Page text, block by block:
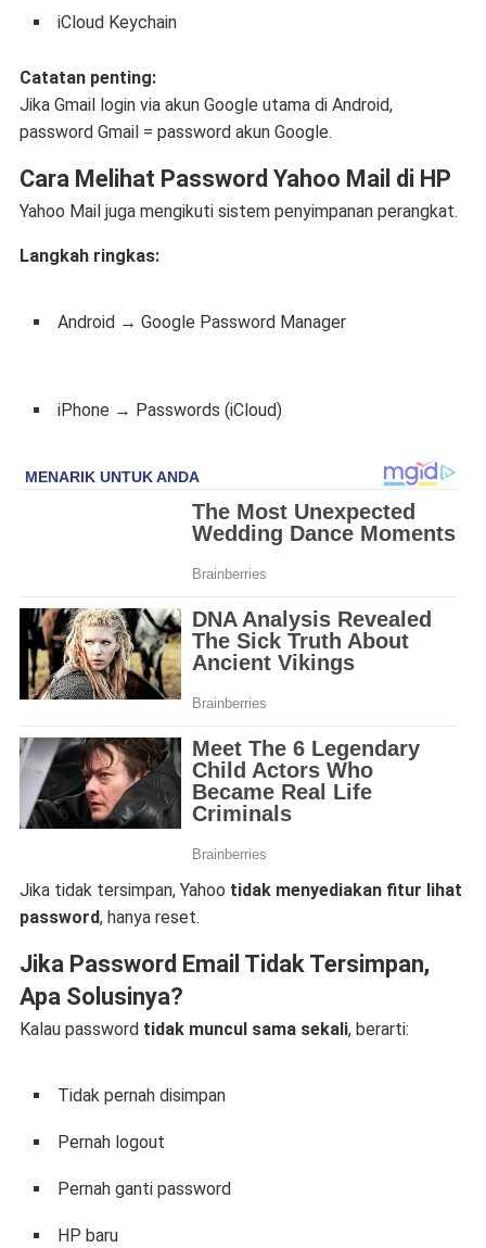
iCloud Keychain
Catatan penting:
Jika Gmail login via akun Google utama di Android,
password Gmail = password akun Google.
Cara Melihat Password Yahoo Mail di HP
Yahoo Mail juga mengikuti sistem penyimpanan perangkat.
Langkah ringkas:
Android → Google Password Manager
iPhone → Passwords (iCloud)
Jika tidak tersimpan, Yahoo tidak menyediakan fitur lihat
password, hanya reset.
Jika Password Email Tidak Tersimpan,
Apa Solusinya?
Kalau password tidak muncul sama sekali, berarti:
Tidak pernah disimpan
Pernah logout
Pernah ganti password
HP baru